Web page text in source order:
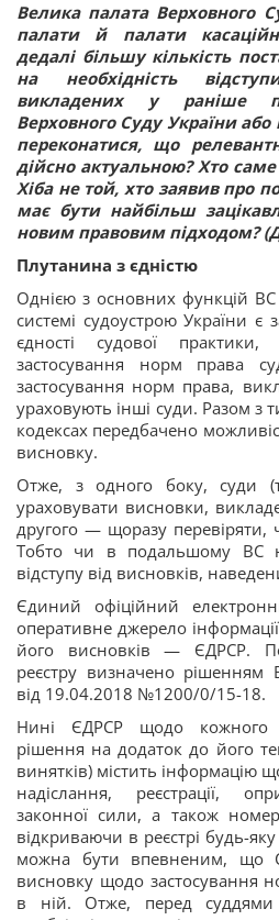
Велика палата Верховного
палати й палати
дедалі більшу кількість
на необхідність
викладених у раніше
Верховного Суду України
переконатися, що
дійсно актуальною? Хто
Хіба не той, хто заявив про
має бути найбільш
новим правовим підходом?
Плутанина з єдністю
Однією з основних функцій
системі судоустрою України є
єдності судової
застосування норм права
застосування норм права,
ураховують інші суди. Разом з
кодексах передбачено
висновку.
Отже, з одного боку, суди
ураховувати висновки,
другого — щоразу
Тобто чи в подальшому ВС
відступу від висновків,
Єдиний офіційний
оперативне джерело
його висновків — ЄДРСР.
реєстру визначено рішенням
від 19.04.2018 №1200/0/15-18.
Нині ЄДРСР щодо кожного
рішення на додаток до його
винятків) містить інформацію
надіслання, реєстрації,
законної сили, а також
відкриваючи в реєстрі будь-
можна бути впевненим, що
висновку щодо застосування
в ній. Отже, перед